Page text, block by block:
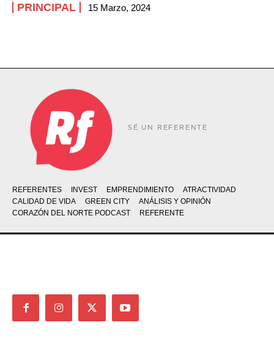
PRINCIPAL 15 Marzo, 2024
SÉ UN REFERENTE
REFERENTES INVEST EMPRENDIMIENTO
ATRACTIVIDAD
CALIDAD DE VIDA
GREEN CITY
ANÁLISIS Y OPINIÓN
CORAZÓN DEL NORTE PODCAST
REFERENTE